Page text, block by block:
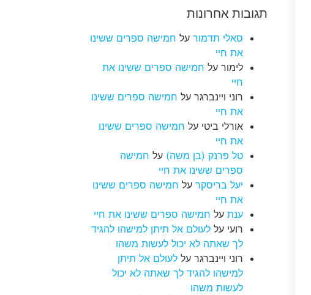
תגובות אחרונות
סאלי תדמורעל חמישה ספרים ששינו
את חיי
לימורעל חמישה ספרים ששינו את
חיי
רוני ויינברגרעל חמישה ספרים ששינו
את חיי
אורלי ביטי על חמישה ספרים ששינו
את חיי
טל פרנק (בן משה) על חמישה
ספרים ששינו את חיי
יעל בריסקרעל חמישה ספרים ששינו
את חיי
ענתעל חמישה ספרים ששינו את חיי
רועי על לעולם אל תיתן למישהו להגיד
לך שאתה לא יכול לעשות משהו
רוני ויינברגרעל לעולם אל תיתן
למישהו להגיד לך שאתה לא יכול
לעשות משהו